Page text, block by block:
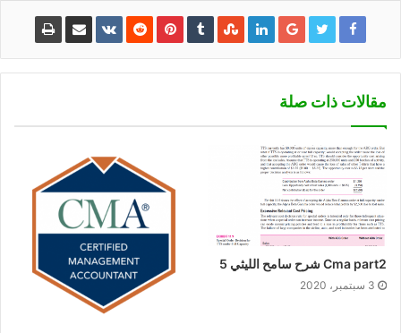
مقالات ذات صلة
Cma part2 شرح سامح الليثي 5
3 سبتمبر، 2020